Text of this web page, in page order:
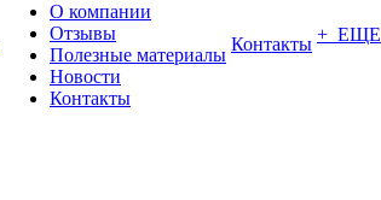
О компании
Отзывы
Полезные материалы
Новости
Контакты
Контакты + ЕЩЕ